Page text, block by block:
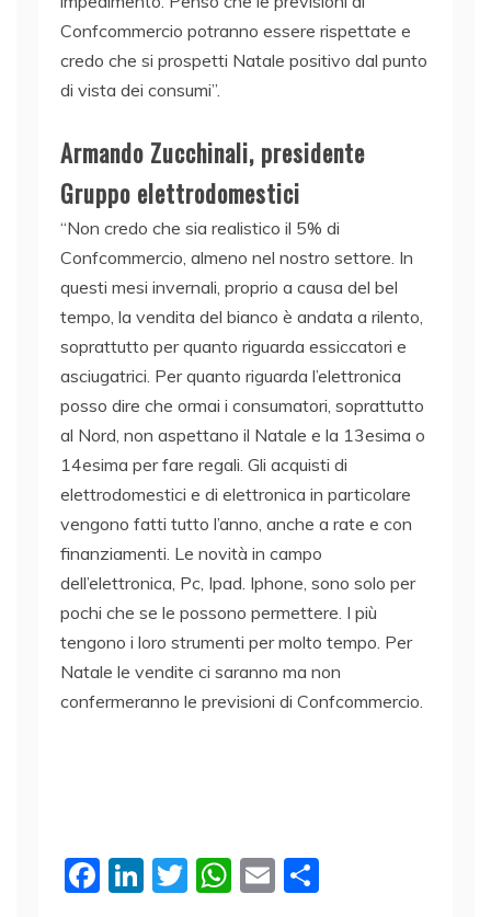
Confcommercio potranno essere rispettate e
credo che si prospetti Natale positivo dal punto
di vista dei consumi”.
Armando Zucchinali, presidente
Gruppo elettrodomestici
“Non credo che sia realistico il 5% di
Confcommercio, almeno nel nostro settore. In
questi mesi invernali, proprio a causa del bel
tempo, la vendita del bianco è andata a rilento,
soprattutto per quanto riguarda essiccatori e
asciugatrici. Per quanto riguarda l’elettronica
posso dire che ormai i consumatori, soprattutto
al Nord, non aspettano il Natale e la 13esima o
14esima per fare regali. Gli acquisti di
elettrodomestici e di elettronica in particolare
vengono fatti tutto l’anno, anche a rate e con
finanziamenti. Le novità in campo
dell’elettronica, Pc, Ipad. Iphone, sono solo per
pochi che se le possono permettere. I più
tengono i loro strumenti per molto tempo. Per
Natale le vendite ci saranno ma non
confermeranno le previsioni di Confcommercio.
F
Li T
W E